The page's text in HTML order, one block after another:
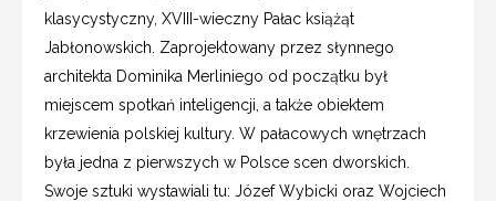
klasycystyczny, XVIII-wieczny Pałac książąt
Jabłonowskich. Zaprojektowany przez słynnego
architekta Dominika Merliniego od początku był
miejscem spotkań inteligencji, a także obiektem
krzewienia polskiej kultury. W pałacowych wnętrzach
była jedna z pierwszych w Polsce scen dworskich.
Swoje sztuki wystawiali tu: Józef Wybicki oraz Wojciech